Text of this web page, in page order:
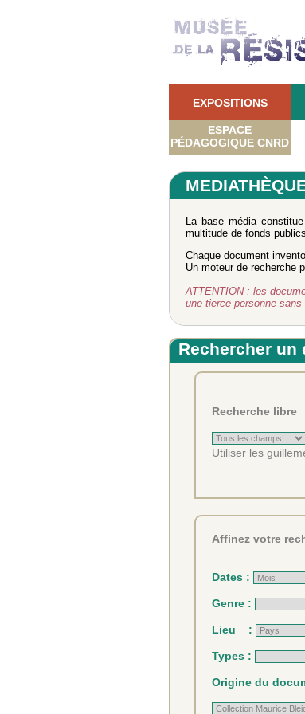
EXPOSITIONS
ESPACE
PÉDAGOGIQUE CNRD
La base média
multitude de fonds
Chaque document
Un moteur de recherche
ATTENTION : les
une tierce personne
Rechercher un
Recherche libre
Utiliser les
Affinez votre
Dates :
Genre :
Lieu :
Types :
Origine du